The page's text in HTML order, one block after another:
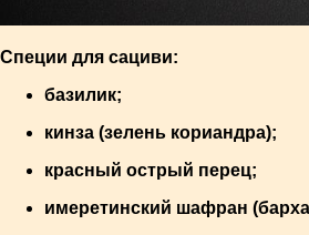
Специи для сациви:
базилик;
кинза (зелень кориандра);
красный острый перец;
имеретинский шафран